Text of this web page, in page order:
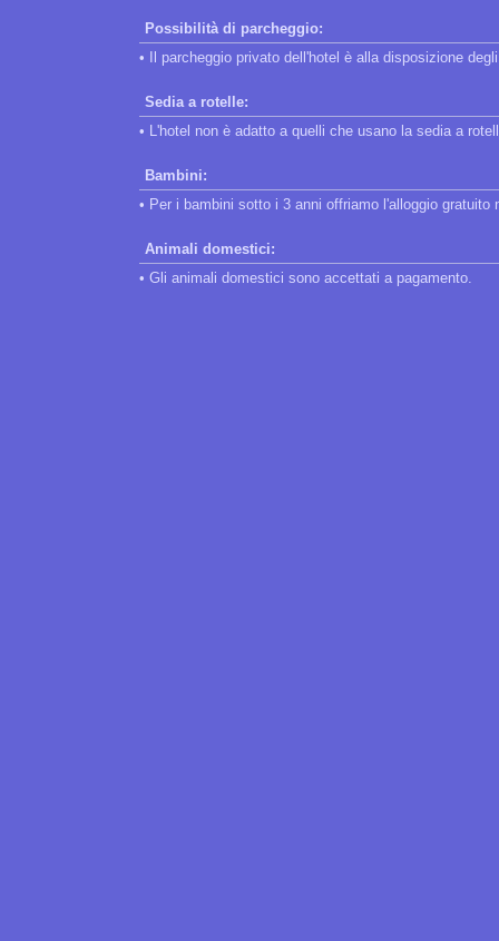
Possibilità di parcheggio:
• Il parcheggio privato dell'hotel è alla disposizione
Sedia a rotelle:
• L'hotel non è adatto a quelli che usano la sedia a
Bambini:
• Per i bambini sotto i 3 anni offriamo l'alloggio
Animali domestici:
• Gli animali domestici sono accettati a pagamento.